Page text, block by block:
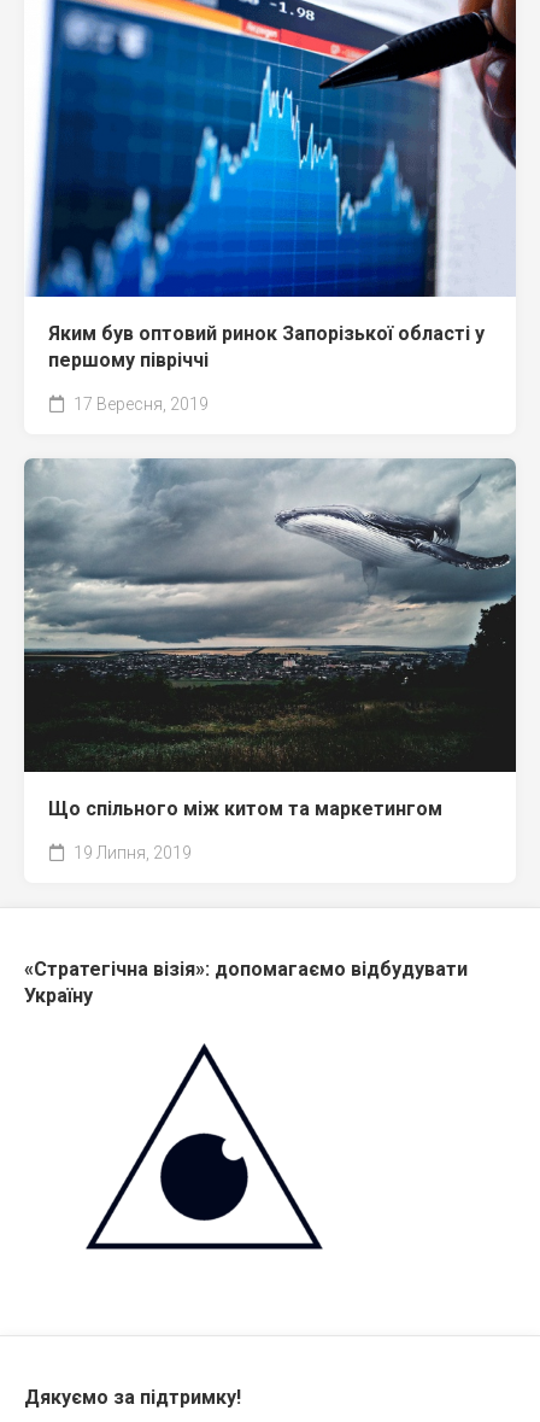
Яким був оптовий ринок Запорізької області у
першому півріччі
17 Вересня, 2019
Що спільного між китом та маркетингом
19 Липня, 2019
«Стратегічна візія»: допомагаємо відбудувати
Україну
Дякуємо за підтримку!